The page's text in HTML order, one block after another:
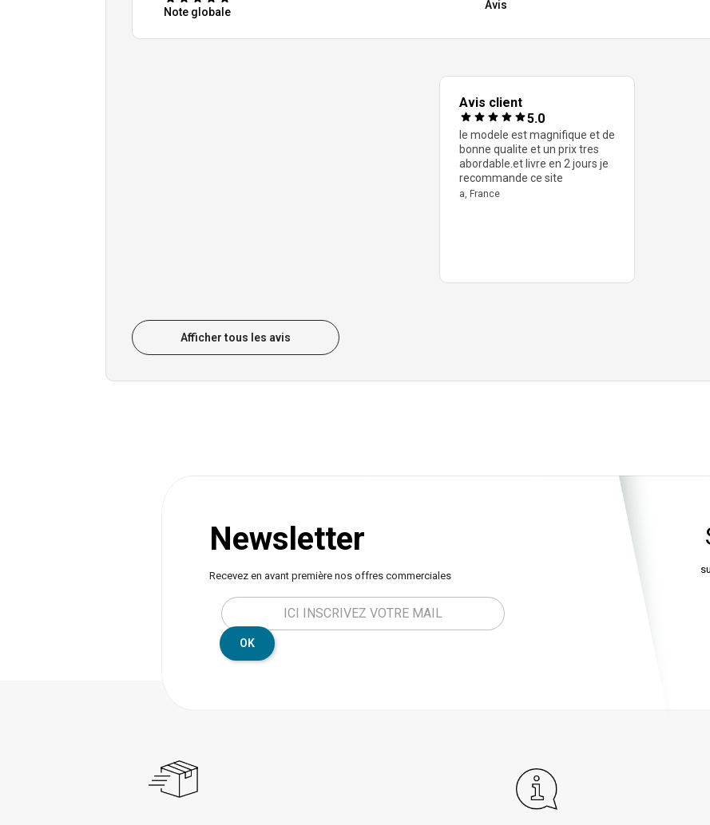
Note globale
Avis
Avis client
5.0
le modele est magnifique et de
bonne qualite et un prix tres
abordable.et livre en 2 jours je
recommande ce site
a, France
Afficher tous les avis
Newsletter
Recevez en avant première nos offres commerciales
OK